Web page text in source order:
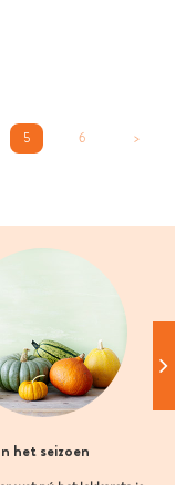
5 6 >
het seizoen